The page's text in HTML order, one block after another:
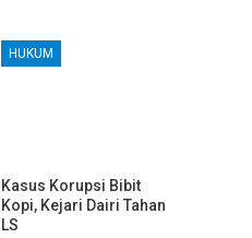
HUKUM
Kasus Korupsi Bibit
Kopi, Kejari Dairi Tahan
LS